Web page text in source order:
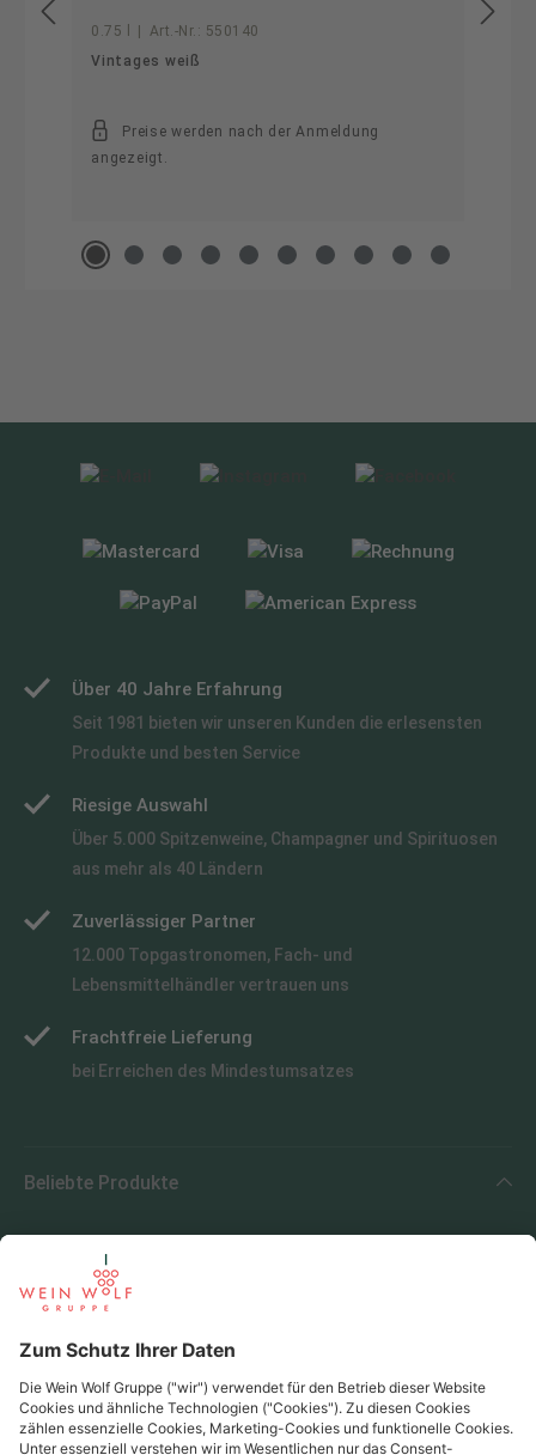
0.75 l Art.-Nr.: 550140
Vintages weiß
Preise werden nach der Anmeldung
angezeigt.
Über 40 Jahre Erfahrung
Seit 1981 bieten wir unseren Kunden die erlesensten
Produkte und besten Service
Riesige Auswahl
Über 5.000 Spitzenweine, Champagner und Spirituosen
aus mehr als 40 Ländern
Zuverlässiger Partner
12.000 Topgastronomen, Fach- und
Lebensmittelhändler vertrauen uns
Frachtfreie Lieferung
bei Erreichen des Mindestumsatzes
Beliebte Produkte
Beliebte Regionen
Beliebte Produzenten
Wein Wolf